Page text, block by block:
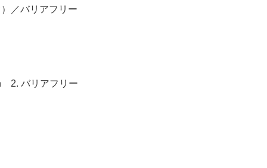
／バリアフリー
2. バリアフリー